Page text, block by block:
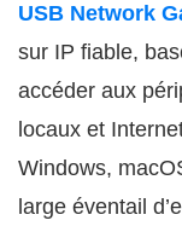
USB Network
sur IP fiable,
accéder aux
locaux et
Windows,
large éventail